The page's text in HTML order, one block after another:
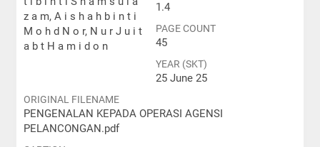
z a m, A i s h a h b i n t i
M o h d N o r, N u r J u i t
a b t H a m i d o n
1.4
PAGE COUNT
45
YEAR (SKT)
25 June 25
ORIGINAL FILENAME
PENGENALAN KEPADA OPERASI AGENSI
PELANCONGAN.pdf